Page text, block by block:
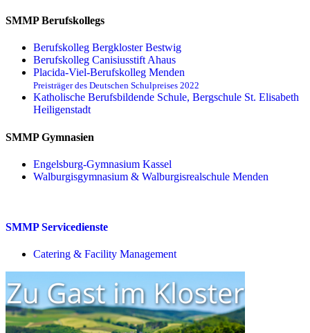
SMMP Berufskollegs
Berufskolleg Bergkloster Bestwig
Berufskolleg Canisiusstift Ahaus
Placida-Viel-Berufskolleg Menden
Preisträger des Deutschen Schulpreises 2022
Katholische Berufsbildende Schule, Bergschule St. Elisabeth
Heiligenstadt
SMMP Gymnasien
Engelsburg-Gymnasium Kassel
Walburgisgymnasium & Walburgisrealschule Menden
SMMP Servicedienste
Catering & Facility Management